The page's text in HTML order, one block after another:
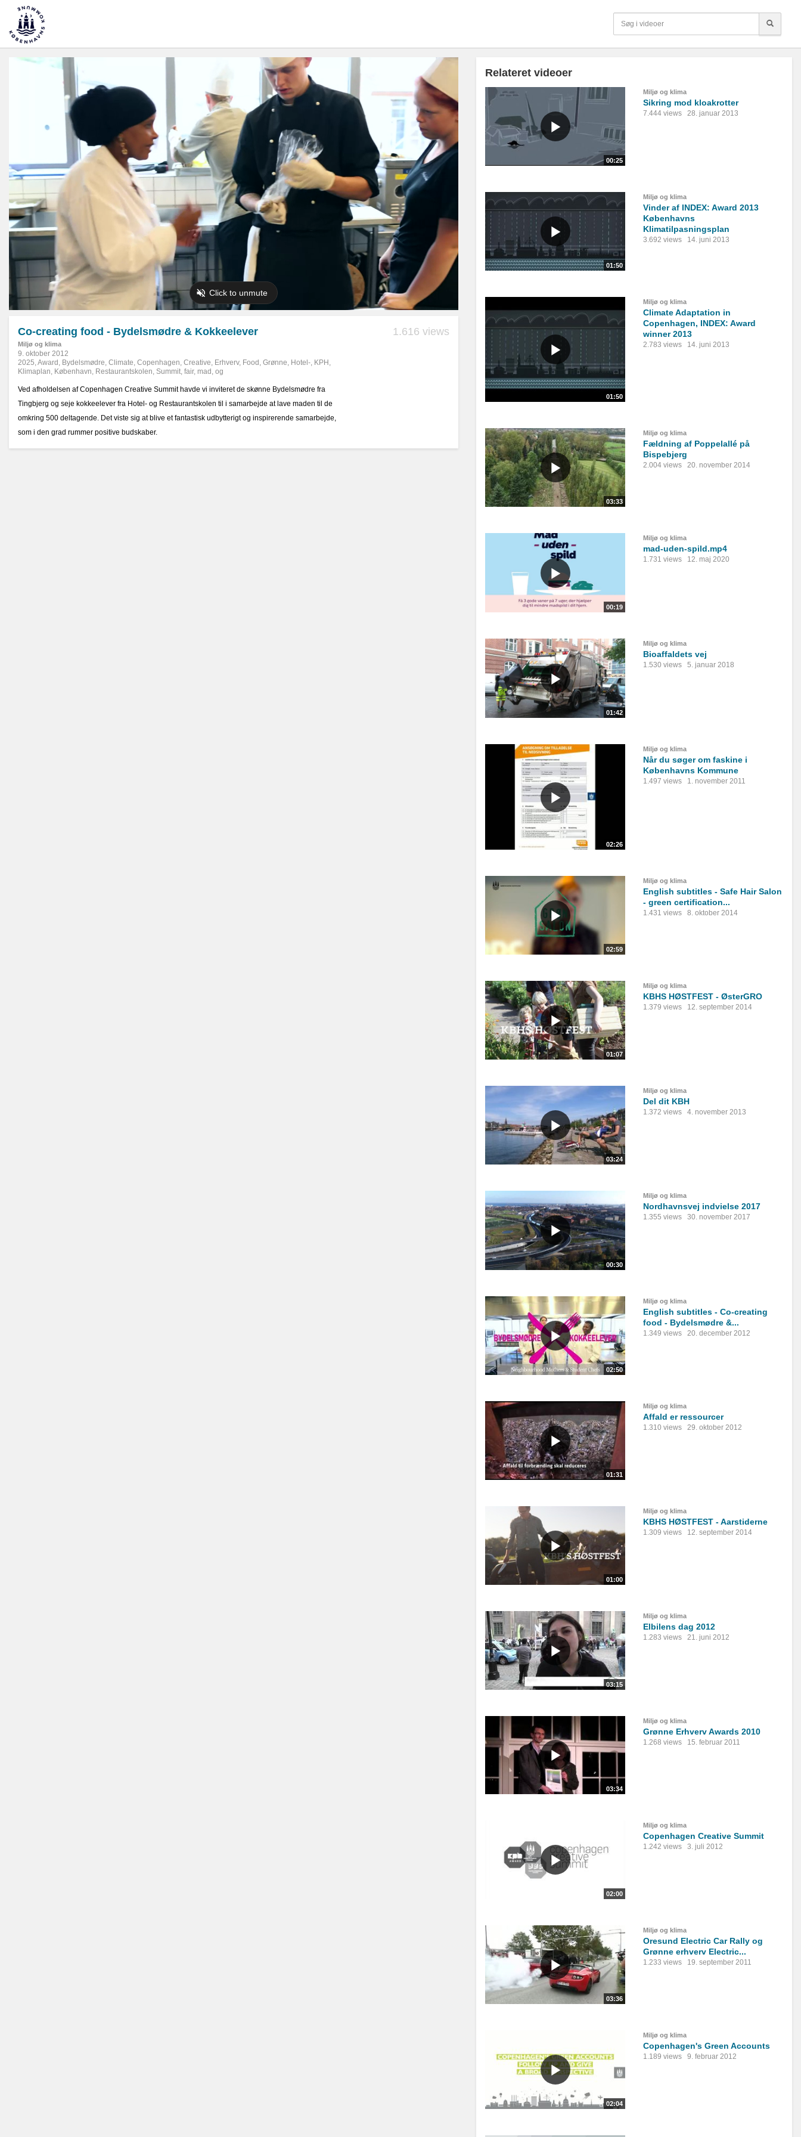
Co-creating food - Bydelsmødre & Kokkeelever
Miljø og klima
1.616 views
9. oktober 2012
2025,Award , Bydelsmødre, Climate, Copenhagen, Creative, Erhverv, Food , Grønne, Hotel-, KPH ,
Klimaplan, København, Restaurantskolen, Summit, fair, mad , og
Ved afholdelsen af Copenhagen Creative Summit havde vi inviteret de skønne Bydelsmødre fra
Tingbjerg og seje kokkeelever fra Hotel- og Restaurantskolen til i samarbejde at lave maden til de
omkring 500 deltagende. Det viste sig at blive et fantastisk udbytterigt og inspirerende samarbejde,
som i den grad rummer positive budskaber.
Relateret videoer
00:25
Miljø og klima
Sikring mod kloakrotter
7.444 views 28. januar 2013
01:50
Miljø og klima
Vinder af INDEX: Award 2013
Københavns
Klimatilpasningsplan
3.692 views 14. juni 2013
01:50
Miljø og klima
Climate Adaptation in
Copenhagen, INDEX: Award
winner 2013
2.783 views 14. juni 2013
03:33
Miljø og klima
Fældning af Poppelallé på
Bispebjerg
2.004 views 20. november 2014
00:19
Miljø og klima
mad-uden-spild.mp4
1.731 views 12. maj 2020
01:42
Miljø og klima
Bioaffaldets vej
1.530 views 5. januar 2018
02:26
Miljø og klima
Når du søger om faskine i
Københavns Kommune
1.497 views 1. november 2011
02:59
Miljø og klima
English subtitles - Safe Hair Salon
- green certification...
1.431 views 8. oktober 2014
01:07
Miljø og klima
KBHS HØSTFEST - ØsterGRO
1.379 views 12. september 2014
03:24
Miljø og klima
Del dit KBH
1.372 views 4. november 2013
00:30
Miljø og klima
Nordhavnsvej indvielse 2017
1.355 views 30. november 2017
02:50
Miljø og klima
English subtitles - Co-creating
food - Bydelsmødre &...
1.349 views 20. december 2012
01:31
Miljø og klima
Affald er ressourcer
1.310 views 29. oktober 2012
01:00
Miljø og klima
KBHS HØSTFEST - Aarstiderne
1.309 views 12. september 2014
03:15
Miljø og klima
Elbilens dag 2012
1.283 views 21. juni 2012
03:34
Miljø og klima
Grønne Erhverv Awards 2010
1.268 views 15. februar 2011
02:00
Miljø og klima
Copenhagen Creative Summit
1.242 views 3. juli 2012
03:36
Miljø og klima
Oresund Electric Car Rally og
Grønne erhverv Electric...
1.233 views 19. september 2011
02:04
Miljø og klima
Copenhagen's Green Accounts
1.189 views 9. februar 2012